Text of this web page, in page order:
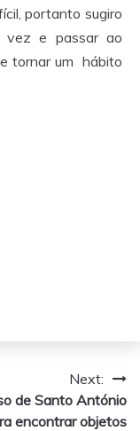
portanto sugiro
vez e passar ao
tornar um hábito
Next:
de Santo António
encontrar objetos